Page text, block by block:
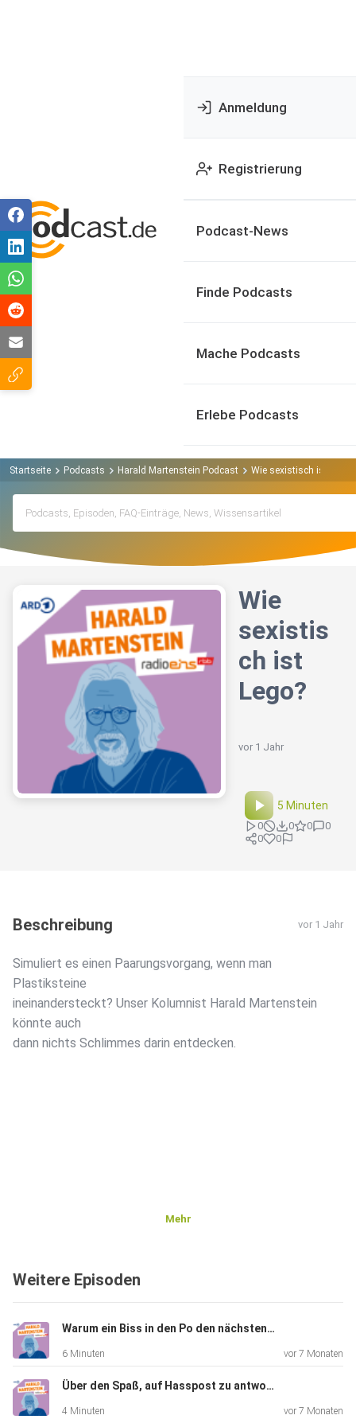
Anmeldung
Registrierung
Podcast-News
Finde Podcasts
Mache Podcasts
Erlebe Podcasts
Startseite Podcasts Harald Martenstein Podcast Wie sexistisch ist Lego?
Wie
sexistis
ch ist
Lego?
vor 1 Jahr
5 Minuten
0 0 0
0
0
0
Beschreibung vor 1 Jahr
Simuliert es einen Paarungsvorgang, wenn man
Plastiksteine
ineinandersteckt? Unser Kolumnist Harald Martenstein
könnte auch
dann nichts Schlimmes darin entdecken.
Mehr
Weitere Episoden
Warum ein Biss in den Po den nächsten Österreich-Urlaub verändern könnte
6 Minuten vor 7 Monaten
Über den Spaß, auf Hasspost zu antworten, und den netten Donald Trump
4 Minuten vor 7 Monaten